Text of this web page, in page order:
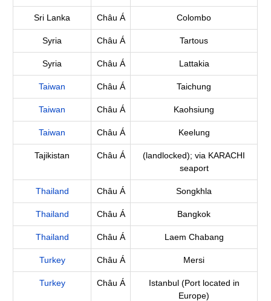
Sri Lanka Châu Á Colombo
Syria Châu Á Tartous
Syria Châu Á Lattakia
Taiwan Châu Á Taichung
Taiwan Châu Á Kaohsiung
Taiwan Châu Á Keelung
Tajikistan Châu Á
(landlocked); via KARACHI
seaport
Thailand Châu Á Songkhla
Thailand Châu Á Bangkok
Thailand Châu Á Laem Chabang
Turkey Châu Á Mersi
Turkey Châu Á
Istanbul (Port located in
Europe)